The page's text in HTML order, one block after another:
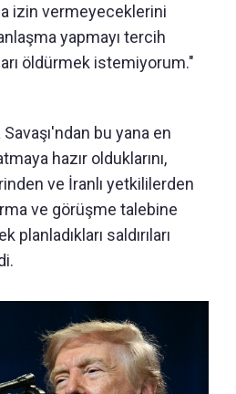
izin vermeyeceklerini
yapmayı tercih
öldürmek istemiyorum."
bu yana en
hazır olduklarını,
ve İranlı yetkililerden
ve görüşme talebine
planladıkları saldırıları